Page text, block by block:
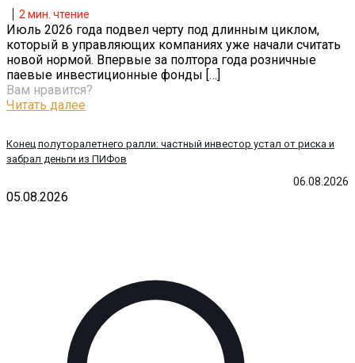
06.08.2026
Конец полуторалетнего ралли: частный инвестор устал от риска и
забрал деньги из ПИФов
2 мин. чтение
Июль 2026 года подвел черту под длинным циклом,
который в управляющих компаниях уже начали считать
новой нормой. Впервые за полтора года розничные
паевые инвестиционные фонды […]
Вам нравится?
Читать далее
05.08.2026